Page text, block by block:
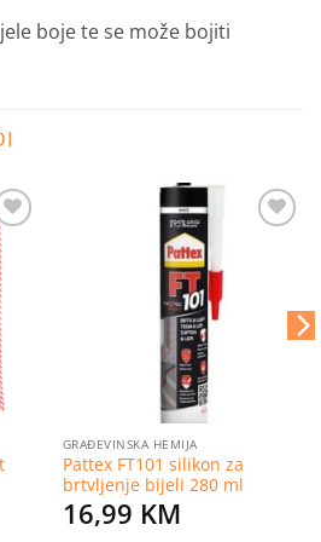
boje te se može bojiti
GRAĐEVINSKA HEMIJA
Pattex FT101 silikon za
brtvljenje bijeli 280 ml
16,99 KM